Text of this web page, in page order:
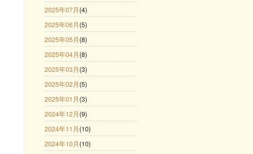
2025年07月 (4)
2025年06月 (5)
2025年05月 (8)
2025年04月 (8)
2025年03月 (3)
2025年02月 (5)
2025年01月 (3)
2024年12月 (9)
2024年11月 (10)
2024年10月 (10)